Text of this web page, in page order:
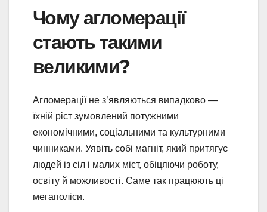
Чому агломерації
стають такими
великими?
Агломерації не з’являються випадково —
їхній ріст зумовлений потужними
економічними, соціальними та культурними
чинниками. Уявіть собі магніт, який притягує
людей із сіл і малих міст, обіцяючи роботу,
освіту й можливості. Саме так працюють ці
мегаполіси.